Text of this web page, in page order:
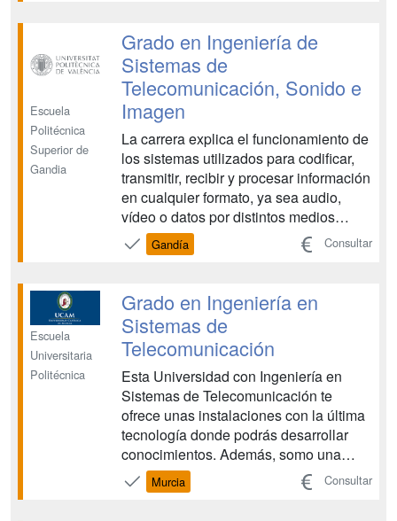
formación multidisciplinar y teórico-
práctica en tecnologías de las teleco...
Escuela
Politécnica
Superior de
Gandia
Grado en Ingeniería de
Sistemas de
Telecomunicación, Sonido e
Imagen
La carrera explica el funcionamiento de
los sistemas utilizados para codificar,
transmitir, recibir y procesar información
en cualquier formato, ya sea audio,
vídeo o datos por distintos medios
(Internet, comunicaciones móviles, etc.).
Además, incluye el estudio de sistemas
diseño de locales para producción y...
Gandía Consultar
Escuela
Universitaria
Politécnica
Grado en Ingeniería en
Sistemas de
Telecomunicación
Esta Universidad con Ingeniería en
Sistemas de Telecomunicación te
ofrece unas instalaciones con la última
tecnología donde podrás desarrollar
conocimientos. Además, somo una
institución dinámica e inquieta con
espíritu de crecer junto a nuestros
Murcia Consultar